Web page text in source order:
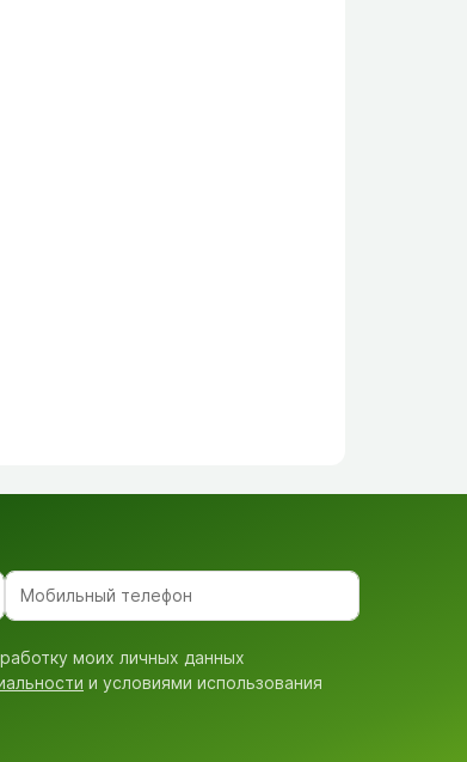
моих личных данных
и условиями использования